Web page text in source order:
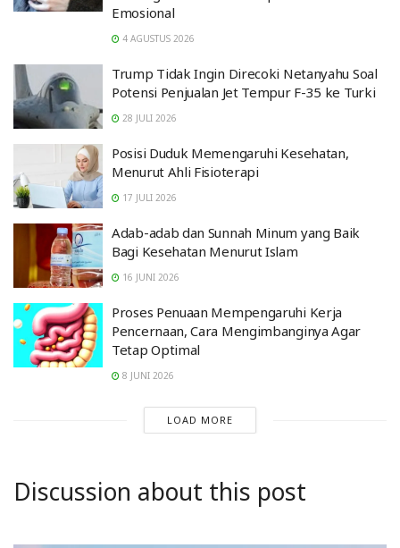
Emosional
4 AGUSTUS 2026
Trump Tidak Ingin Direcoki Netanyahu Soal
Potensi Penjualan Jet Tempur F-35 ke Turki
28 JULI 2026
Posisi Duduk Memengaruhi Kesehatan,
Menurut Ahli Fisioterapi
17 JULI 2026
Adab-adab dan Sunnah Minum yang Baik
Bagi Kesehatan Menurut Islam
16 JUNI 2026
Proses Penuaan Mempengaruhi Kerja
Pencernaan, Cara Mengimbanginya Agar
Tetap Optimal
8 JUNI 2026
LOAD MORE
Discussion about this post